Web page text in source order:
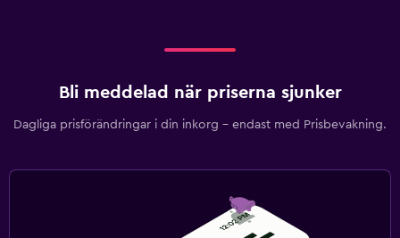
Bli meddelad när priserna sjunker
Dagliga prisförändringar i din inkorg – endast med Prisbevakning.